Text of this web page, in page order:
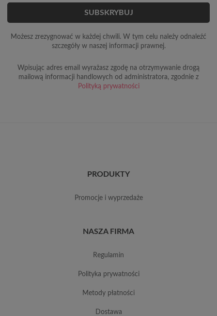
Możesz zrezygnować w każdej chwili. W tym celu należy odnaleźć
szczegóły w naszej informacji prawnej.
Wpisując adres email wyrażasz zgodę na otrzymywanie drogą
mailową informacji handlowych od administratora, zgodnie z
Polityką prywatności
PRODUKTY
promocje i wyprzedaże
NASZA FIRMA
regulamin
polityka prywatności
metody płatności
dostawa